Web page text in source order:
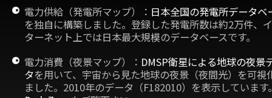
電力供給（発電所マップ）： 日本全国の発電所データベ
を独自に構築しました。登録した発電所数は約2万件、
ターネット上では日本最大規模のデータベースです。
電力消費（夜景マップ）： DMSP衛星による地球の夜景
タを用いて、宇宙から見た地球の夜景（夜間光）を可視
ました。2010年のデータ（F182010）を表示しています